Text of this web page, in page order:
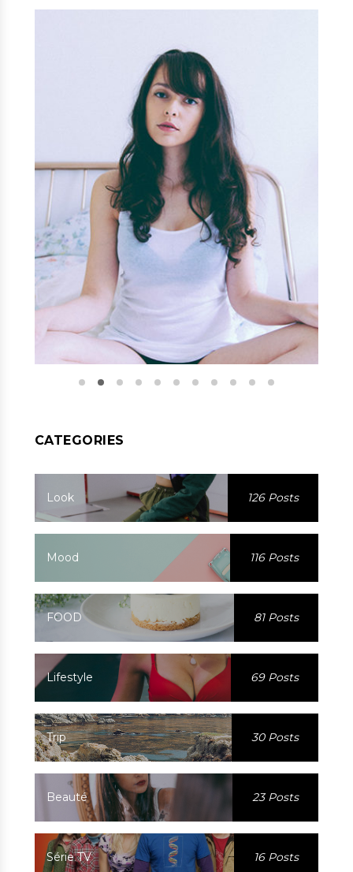
CATEGORIES
Look 126 Posts
Mood 116 Posts
FOOD 81 Posts
Lifestyle 69 Posts
Trip 30 Posts
Beauté 23 Posts
Série TV 16 Posts